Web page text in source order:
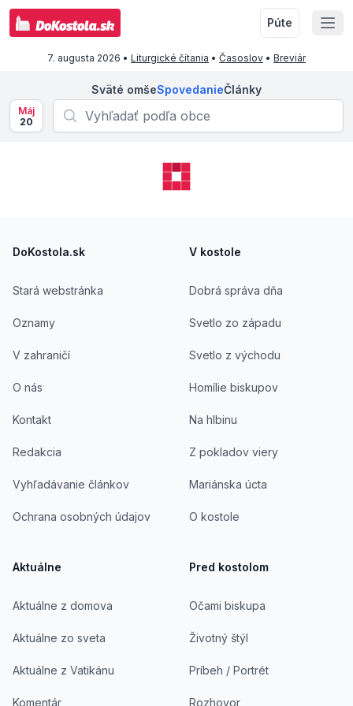
Púte
7. augusta 2026 • Liturgické čítania • Časoslov • Breviár
Sväté omšeSpovedanieČlánky
Máj
20
DoKostola.sk
Stará webstránka
Oznamy
V zahraničí
O nás
Kontakt
Redakcia
Vyhľadávanie článkov
Ochrana osobných údajov
Aktuálne
Aktuálne z domova
Aktuálne zo sveta
Aktuálne z Vatikánu
Komentár
V kostole
Dobrá správa dňa
Svetlo zo západu
Svetlo z východu
Homílie biskupov
Na hlbinu
Z pokladov viery
Mariánska úcta
O kostole
Pred kostolom
Očami biskupa
Životný štýl
Príbeh / Portrét
Rozhovor